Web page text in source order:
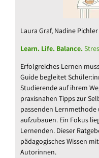
Laura Graf, Nadine Pichler
Learn. Life. Balance.
Erfolgreiches Lernen
Guide begleitet
Studierende auf ihrem
praxisnahen Tipps zur
passenden
aufzubauen. Ein Fokus
Lernenden. Dieser
pädagogisches Wissen
Autorinnen.